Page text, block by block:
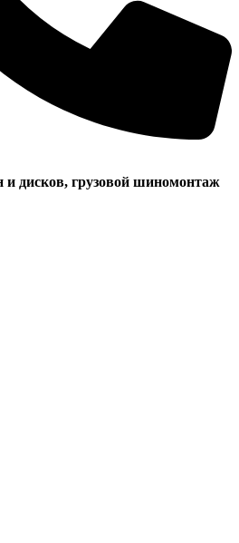
и дисков, грузовой шиномонтаж